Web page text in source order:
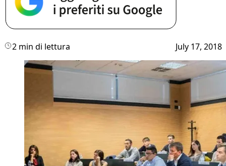
2 min di lettura July 17, 2018